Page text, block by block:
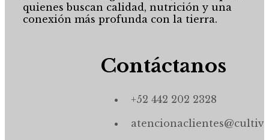
quienes buscan calidad, nutrición y una
conexión más profunda con la tierra.
Contáctanos
+52 442 202 2328